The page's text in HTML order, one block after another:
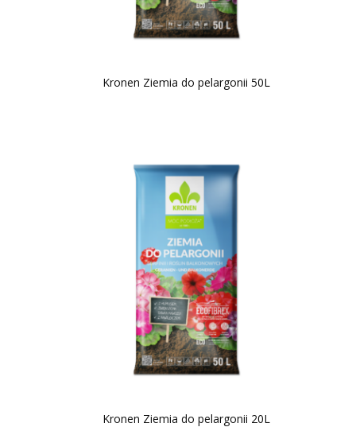
Kronen Ziemia do pelargonii 50L
Kronen Ziemia do pelargonii 20L